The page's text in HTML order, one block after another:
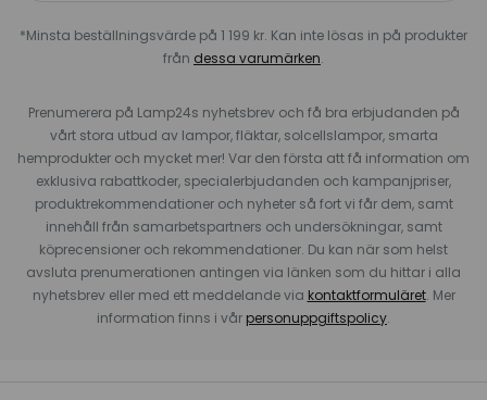
*Minsta beställningsvärde på 1 199 kr. Kan inte lösas in på produkter
från dessa varumärken.
Prenumerera på Lamp24s nyhetsbrev och få bra erbjudanden på
vårt stora utbud av lampor, fläktar, solcellslampor, smarta
hemprodukter och mycket mer! Var den första att få information om
exklusiva rabattkoder, specialerbjudanden och kampanjpriser,
produktrekommendationer och nyheter så fort vi får dem, samt
innehåll från samarbetspartners och undersökningar, samt
köprecensioner och rekommendationer. Du kan när som helst
avsluta prenumerationen antingen via länken som du hittar i alla
nyhetsbrev eller med ett meddelande via kontaktformuläret. Mer
information finns i vår personuppgiftspolicy.